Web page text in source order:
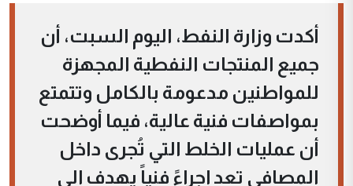
أكدت وزارة النفط، اليوم السبت، أن
جميع المنتجات النفطية المجهزة
للمواطنين مدعومة بالكامل وتتمتع
بمواصفات فنية عالية، فيما أوضحت
أن عمليات الخلط التي تُجرى داخل
المصافي تعد إجراءً فنياً يهدف إلى